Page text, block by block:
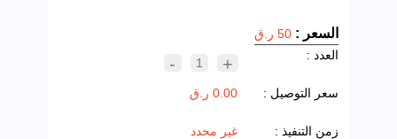
السعر :50 ر.ق
العدد :
+
1
-
سعر التوصيل : 0.00 ر.ق
زمن التنفيذ : غير محدد